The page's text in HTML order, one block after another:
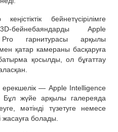
бейнетүсірілімге
бейнебаяндарды Apple
гарнитурасы арқылы
қатар камераны басқаруға
қосылды, ол бұғаттау
— Apple Intelligence
Бұл жүйе арқылы галереяда
мәтінді түзетуге немесе
жасауға болады.